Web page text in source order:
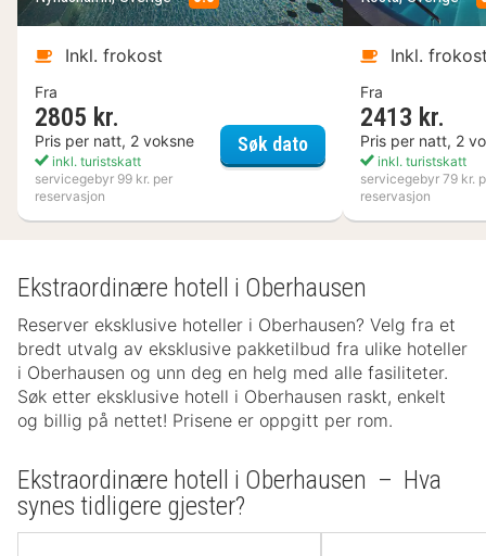
Inkl. frokost
Fra
2805 kr.
Pris per natt, 2 voksne
inkl. turistskatt
servicegebyr 99 kr. per
reservasjon
Søk datoNynäs Havsbad
Inkl.
Fra
2413 kr.
Pris per natt, 2
inkl. turistskatt
servicegebyr 79 kr.
reservasjon
Ekstraordinære hotell i Oberhausen
Reserver eksklusive hoteller i Oberhausen? Velg fra et
bredt utvalg av eksklusive pakketilbud fra ulike hoteller
i Oberhausen og unn deg en helg med alle fasiliteter.
Søk etter eksklusive hotell i Oberhausen raskt, enkelt
og billig på nettet! Prisene er oppgitt per rom.
Ekstraordinære hotell i Oberhausen – Hva
synes tidligere gjester?